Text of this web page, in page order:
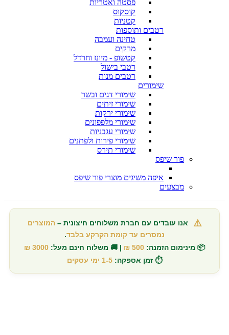
פסטה ואטריות
קוסקוס
קטניות
רטבים ותוספות
טחינה ועמבה
מרקים
קטשופ - מיונז וחרדל
רטבי בישול
רטבים מנות
שימורים
שימורי דגים ובשר
שימורי זיתים
שימורי ירקות
שימורי מלפפונים
שימורי עגבניות
שימורי פירות ולפתנים
שימורי תירס
פור שיפס
איפה משיגים מוצרי פור שיפס
מבצעים
⚠️ אנו עובדים עם חברת משלוחים חיצונית –המוצרים
נמסרים עד קומת הקרקע בלבד.
📦 מינימום הזמנה: 500 ₪ | 🚚 משלוח חינם מעל: 3000 ₪
⏱️ זמן אספקה: 1-5 ימי עסקים